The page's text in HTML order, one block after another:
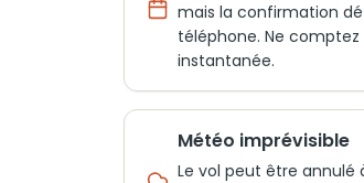
mais la confirmation
téléphone. Ne
instantanée.
Météo imprévisible
Le vol peut être annulé